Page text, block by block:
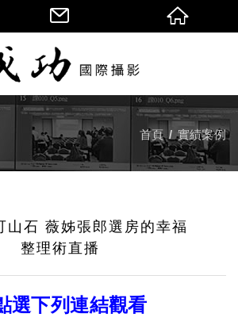
首頁 實績案例
山石 薇姊張郎選房的幸福
整理術直播
選下列連結觀看